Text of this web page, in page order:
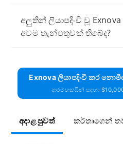
අලුතින් ලියාපදිංචි වූ
අවම තැන්පතුවක් තිබේද?
Exnova ලියාපදිංචි කර
ආරම්භකයින් සඳහා
අදාළ පුවත් කර්තෘගෙන්